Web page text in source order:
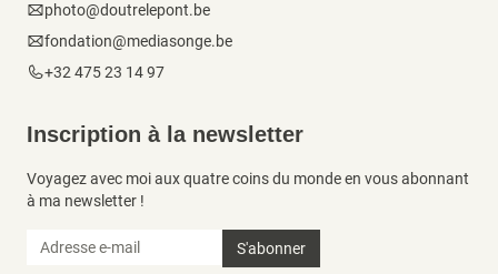
photo@doutrelepont.be
fondation@mediasonge.be
+32 475 23 14 97
Inscription à la newsletter
Voyagez avec moi aux quatre coins du monde en vous abonnant
à ma newsletter !
S'abonner